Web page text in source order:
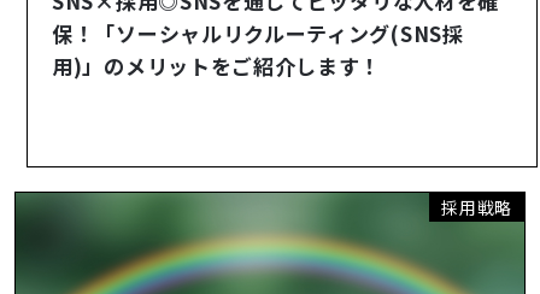
保！「ソーシャルリクルーティング(SNS採
用)」のメリットをご紹介します！
採用戦略